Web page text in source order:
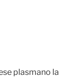
plasmano la